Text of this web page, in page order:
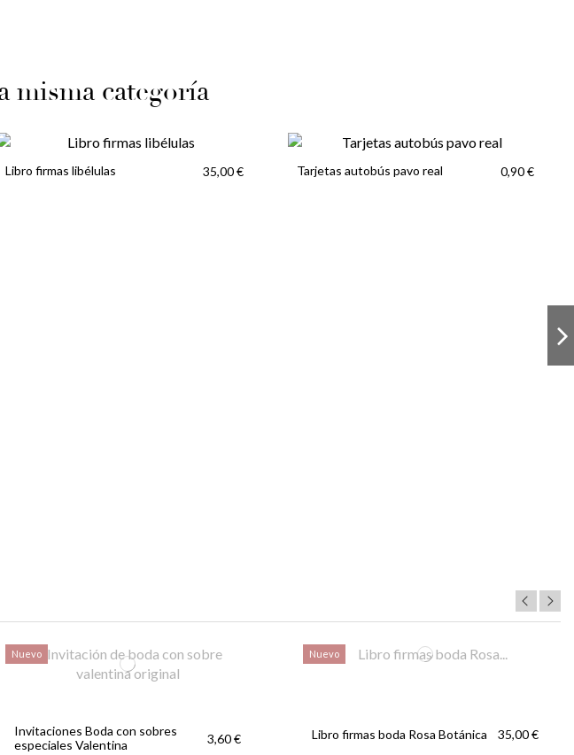
misma categoría
Libro firmas libélulas 35,00 € Tarjetas autobús pavo real 0,90 €
Nuevo
Invitaciones Boda con sobres
especiales Valentina
3,60 €
Nuevo
Libro firmas boda Rosa Botánica 35,00 €